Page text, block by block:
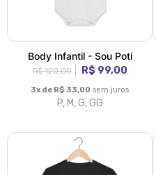
Body Infantil - Sou Poti
R$ 120,00 R$ 99,00
3x de R$ 33,00 sem juros
P, M, G, GG